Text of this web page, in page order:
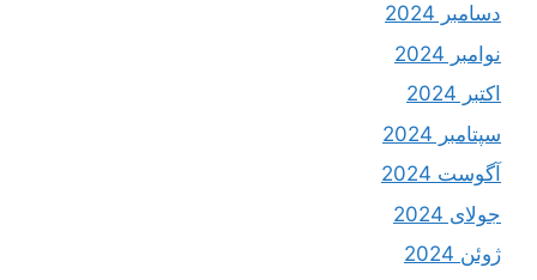
دسامبر 2024
نوامبر 2024
اکتبر 2024
سپتامبر 2024
آگوست 2024
جولای 2024
ژوئن 2024